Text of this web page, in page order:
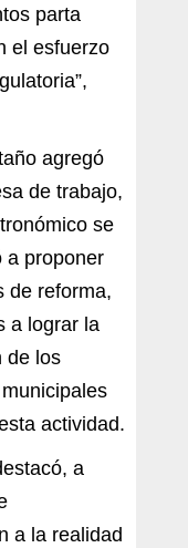
parta
el esfuerzo
agregó
de trabajo,
se
a proponer
de reforma,
a lograr la
de los
actividad.
a
a la realidad